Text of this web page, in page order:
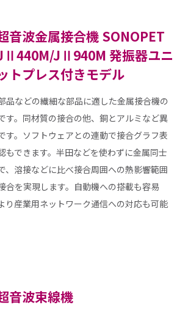
音波金属接合機 SONOPET
JⅡ940M 発振器ユニ
トプレス付きモデル
品などの繊細な部品に適した金属接合機の
す。同材質の接合の他、銅とアルミなど異
す。ソフトウェアとの連動で接合グラフ表
もできます。半田などを使わずに金属同士
、溶接などに比べ接合周囲への熱影響範囲
合を実現します。自動機への搭載も容易
り産業用ネットワーク通信への対応も可能
音波束線機